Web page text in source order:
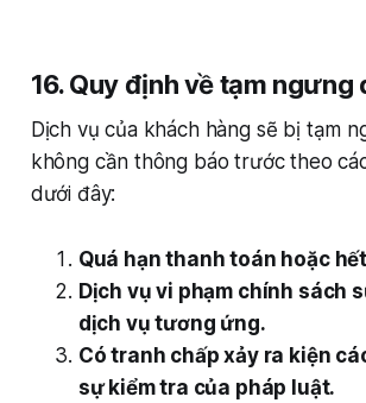
16. Quy định về tạm ngưng
Dịch vụ của khách hàng sẽ bị tạm
không cần thông báo trước theo
dưới đây:
Quá hạn thanh toán hoặc
Dịch vụ vi phạm chính sách
dịch vụ tương ứng.
Có tranh chấp xảy ra kiện
sự kiểm tra của pháp luật.